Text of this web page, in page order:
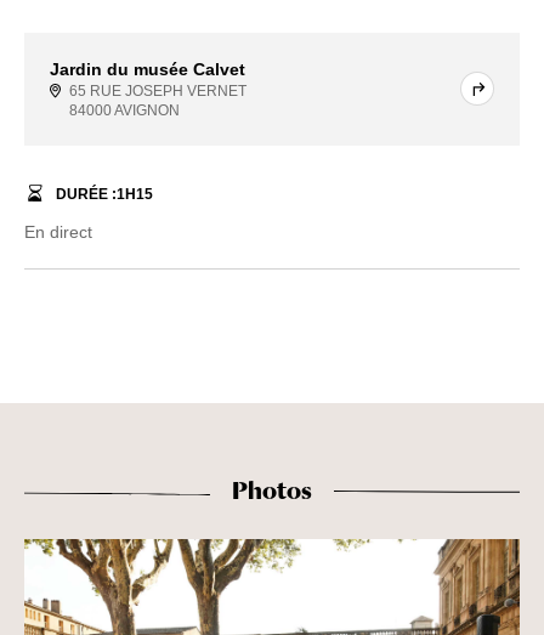
Jardin du musée Calvet
65 RUE JOSEPH VERNET
84000 AVIGNON
DURÉE :1H15
En direct
Photos